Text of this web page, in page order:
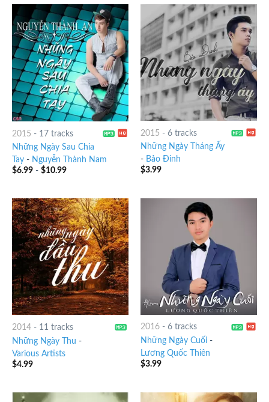
2015 - 17 tracks
Những Ngày Sau Chia
Tay- Nguyễn Thành Nam
$6.99- $10.99
2015 - 6 tracks
Những Ngày Tháng Ấy
- Bảo Đinh
$3.99
2014- 11 tracks
Những Ngày Thu -
Various Artists
$4.99
2016- 6 tracks
Những Ngày Cuối-
Lương Quốc Thiên
$3.99